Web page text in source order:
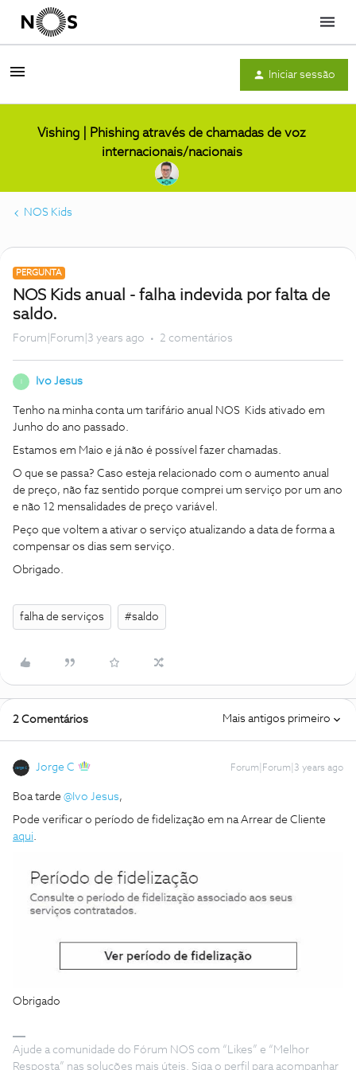
Menu
Iniciar sessão
Vishing | Phishing através de chamadas de voz
internacionais/nacionais
NOS Kids
PERGUNTA
NOS Kids anual - falha indevida por falta de
saldo.
Forum|Forum|3 years ago 2 comentários
Ivo Jesus
Tenho na minha conta um tarifário anual NOS Kids ativado em
Junho do ano passado.
Estamos em Maio e já não é possível fazer chamadas.
O que se passa? Caso esteja relacionado com o aumento anual
de preço, não faz sentido porque comprei um serviço por um ano
e não 12 mensalidades de preço variável.
Peço que voltem a ativar o serviço atualizando a data de forma a
compensar os dias sem serviço.
Obrigado.
falha de serviços #saldo
2 Comentários Mais antigos primeiro
Jorge C Forum|Forum|3 years ago
Boa tarde @Ivo Jesus,
Pode verificar o período de fidelização em na Arrear de Cliente
aqui.
Obrigado
Ajude a comunidade do Fórum NOS com “Likes” e “Melhor
Resposta” nas soluções mais úteis. Siga o perfil para acompanhar